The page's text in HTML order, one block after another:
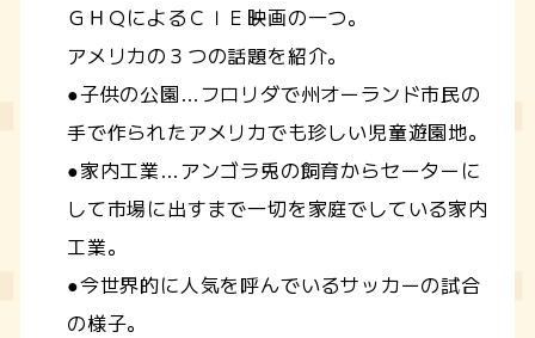
ＧＨＱによるＣＩＥ映画の一つ。
アメリカの３つの話題を紹介。
●子供の公園…フロリダで州オーランド市民の
手で作られたアメリカでも珍しい児童遊園地。
●家内工業…アンゴラ兎の飼育からセーターに
して市場に出すまで一切を家庭でしている家内
工業。
●今世界的に人気を呼んでいるサッカーの試合
の様子。